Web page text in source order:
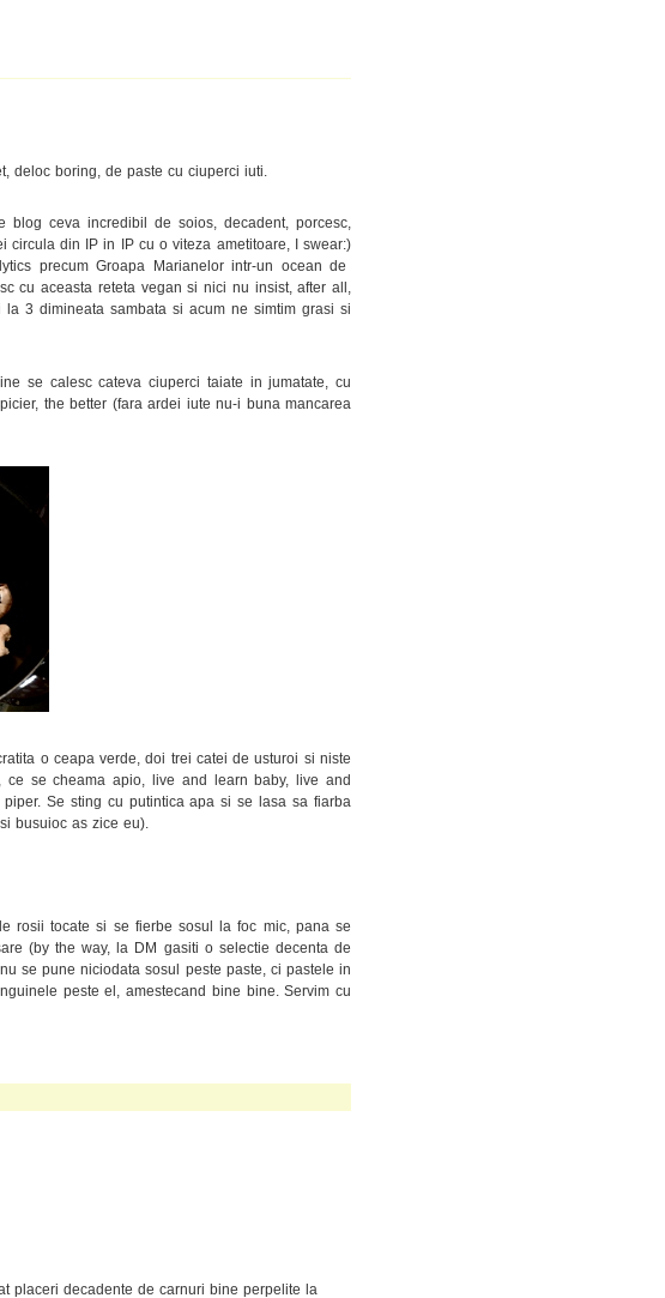
deloc boring, de paste cu ciuperci iuti.
ceva incredibil de soios, decadent, porcesc,
din IP in IP cu o viteza ametitoare, I swear:)
precum Groapa Marianelor intr-un ocean de
cu aceasta reteta vegan si nici nu insist, after all,
3 dimineata sambata si acum ne simtim grasi si
se calesc cateva ciuperci taiate in jumatate, cu
the better (fara ardei iute nu-i buna mancarea
o ceapa verde, doi trei catei de usturoi si niste
se cheama apio, live and learn baby, live and
Se sting cu putintica apa si se lasa sa fiarba
busuioc as zice eu).
rosii tocate si se fierbe sosul la foc mic, pana se
(by the way, la DM gasiti o selectie decenta de
se pune niciodata sosul peste paste, ci pastele in
peste el, amestecand bine bine. Servim cu
placeri decadente de carnuri bine perpelite la